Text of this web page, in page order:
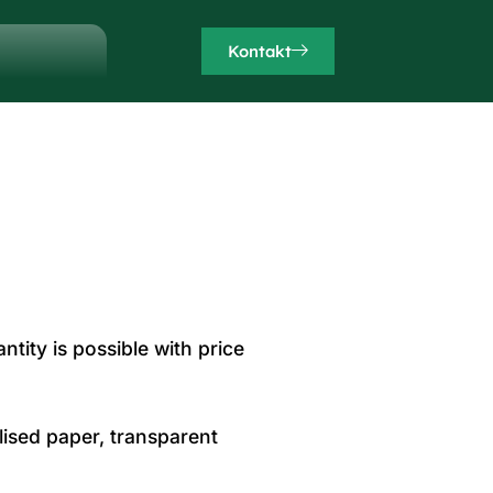
Kontakt
is possible with price
paper, transparent